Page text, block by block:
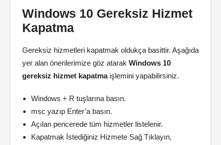
Windows 10 Gereksiz Hizmet
Kapatma
Gereksiz hizmetleri kapatmak oldukça basittir. Aşağıda
yer alan önerilerimize göz atarak Windows 10
gereksiz hizmet kapatma işlemini yapabilirsiniz.
Windows + R tuşlarına basın.
msc yazıp Enter’a basın.
Açılan pencerede tüm hizmetler listelenir.
Kapatmak İstediğiniz Hizmete Sağ Tıklayın,